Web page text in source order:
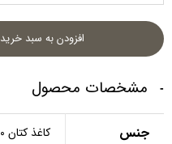
افزودن به سبد خرید
مشخصات محصول
جنس کاغذ کتان ۳۰۰ گرمی